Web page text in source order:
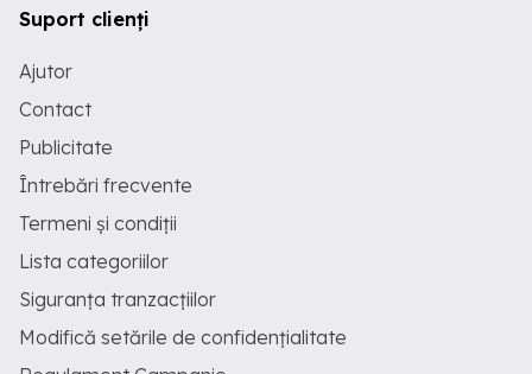
Suport clienți
Ajutor
Contact
Publicitate
Întrebări frecvente
Termeni și condiții
Lista categoriilor
Siguranța tranzacțiilor
Modifică setările de confidențialitate